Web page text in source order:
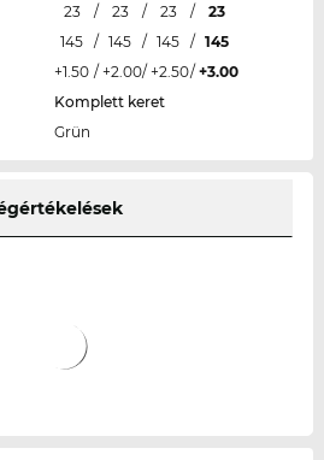
23 / 23 / 23 /
23
145 / 145 / 145 / 145
+1.50 / +2.00/ +2.50/ +3.00
Komplett keret
Grün